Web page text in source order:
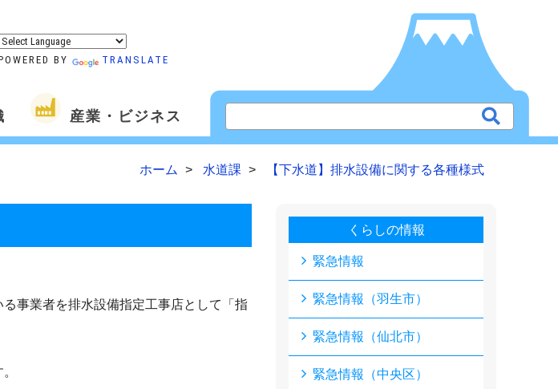
BY TRANSLATE
産業・ビジネス
ホーム 水道課 【下水道】排水設備に関する各種様式
事業者を排水設備指定工事店として「指
くらしの情報
緊急情報
緊急情報（羽生市）
緊急情報（仙北市）
緊急情報（中央区）